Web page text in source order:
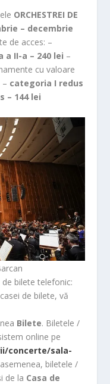
ORCHESTREI DE
– decembrie
de acces: –
a II-a – 240 lei –
cu valoare
– categoria I redus
– 144 lei
bilete telefonic:
de bilete, vă
Bilete. Biletele /
online pe
concerte/sala-
biletele /
de la Casa de